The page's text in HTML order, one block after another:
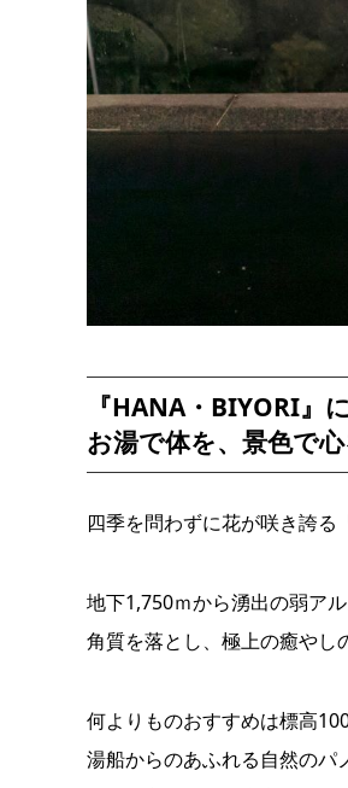
『HANA・BIYORI』
お湯で体を、景色で
四季を問わずに花が咲き誇る
地下1,750ｍから湧出の弱ア
角質を落とし、極上の癒やし
何よりものおすすめは標高
湯船からのあふれる自然のパ